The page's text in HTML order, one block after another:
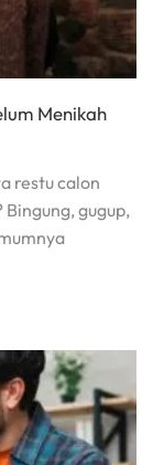
Menikah
restu calon
gugup,